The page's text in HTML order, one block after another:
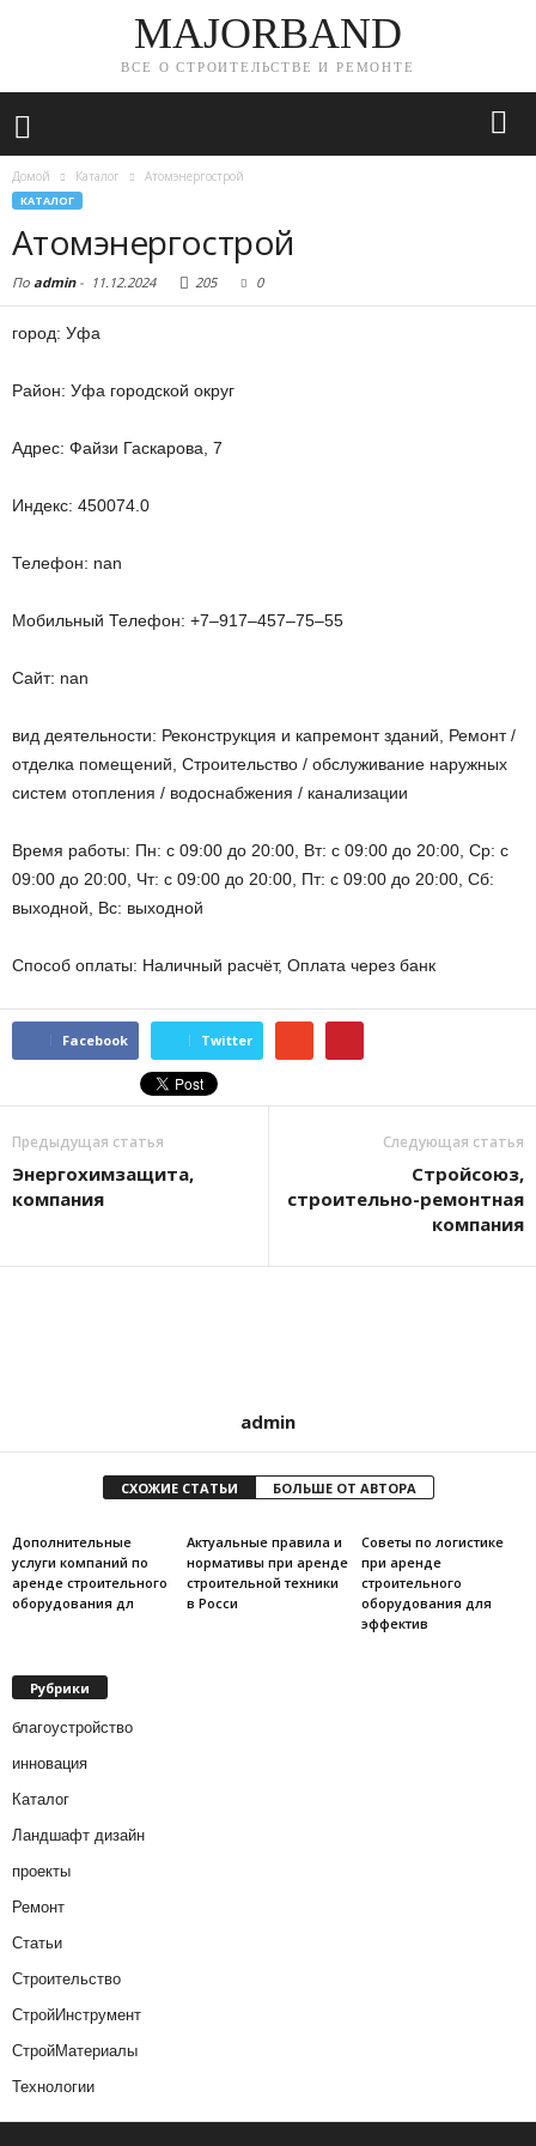
MAJORBAND
ВСЕ О СТРОИТЕЛЬСТВЕ И РЕМОНТЕ
Домой Каталог Атомэнергострой
КАТАЛОГ
Атомэнергострой
По admin- 11.12.2024 205 0
город: Уфа
Район: Уфа городской округ
Адрес: Файзи Гаскарова, 7
Индекс: 450074.0
Телефон: nan
Мобильный Телефон: +7‒917‒457‒75‒55
Сайт: nan
вид деятельности: Реконструкция и капремонт зданий, Ремонт /
отделка помещений, Строительство / обслуживание наружных
систем отопления / водоснабжения / канализации
Время работы: Пн: с 09:00 до 20:00, Вт: с 09:00 до 20:00, Ср: с
09:00 до 20:00, Чт: с 09:00 до 20:00, Пт: с 09:00 до 20:00, Сб:
выходной, Вс: выходной
Способ оплаты: Наличный расчёт, Оплата через банк
Facebook Twitter
Предыдущая статья
Энергохимзащита,
компания
Следующая статья
Стройсоюз,
строительно-ремонтная
компания
admin
СХОЖИЕ СТАТЬИ БОЛЬШЕ ОТ АВТОРА
Дополнительные
услуги компаний по
аренде строительного
оборудования дл
Актуальные правила и
нормативы при аренде
строительной техники
в Росси
Советы по логистике
при аренде
строительного
оборудования для
эффектив
Рубрики
благоустройство
инновация
Каталог
Ландшафт дизайн
проекты
Ремонт
Статьи
Строительство
СтройИнструмент
СтройМатериалы
Технологии